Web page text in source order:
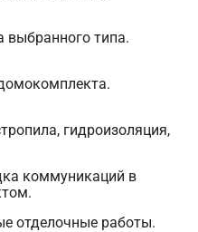
типа.
гидроизоляция,
коммуникаций в
отделочные работы.